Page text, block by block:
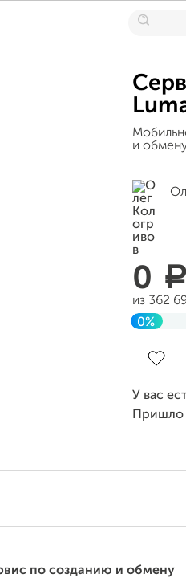
и
0 a
из 362
0%
У вас
Пришло
по созданию и обмену